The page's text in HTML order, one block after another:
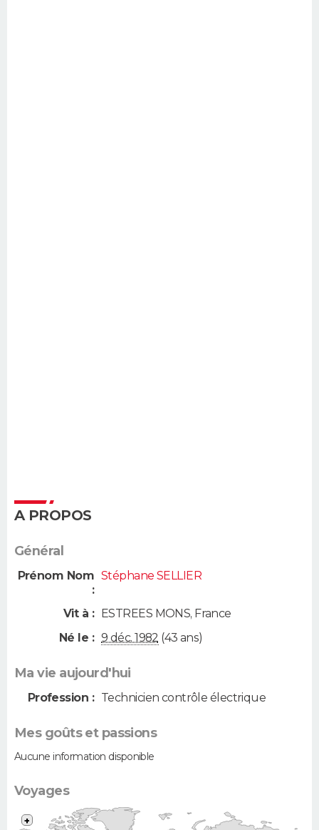
A PROPOS
Général
Prénom Nom
:
Stéphane SELLIER
Vit à : ESTREES MONS, France
Né le : 9 déc. 1982 (43 ans)
Ma vie aujourd'hui
Profession : Technicien contrôle électrique
Mes goûts et passions
Aucune information disponible
Voyages
+